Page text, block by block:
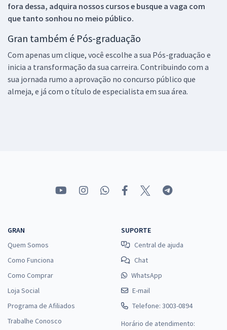
fora dessa, adquira nossos cursos e busque a vaga com
que tanto sonhou no meio público.
Gran também é Pós-graduação
Com apenas um clique, você escolhe a sua Pós-graduação e
inicia a transformação da sua carreira. Contribuindo com a
sua jornada rumo a aprovação no concurso público que
almeja, e já com o título de especialista em sua área.
GRAN
Quem Somos
Como Funciona
Como Comprar
Loja Social
Programa de Afiliados
Trabalhe Conosco
SUPORTE
Central de ajuda
Chat
WhatsApp
E-mail
Telefone: 3003-0894
Horário de atendimento: